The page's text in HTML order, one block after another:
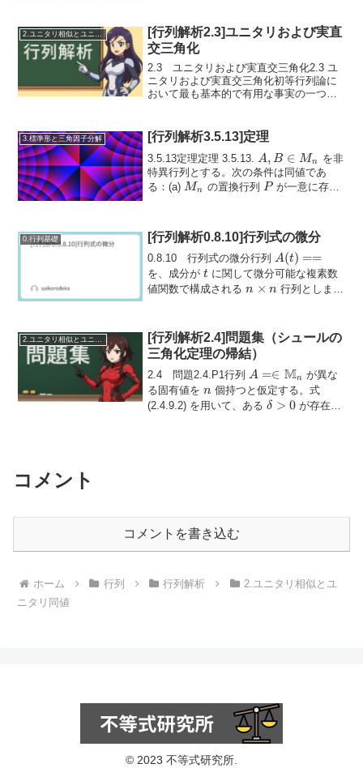
2.ユニタリ相似とユニタリ同値
[行列解析2.3]ユニタリおよび実直
交三角化
2.3 ユニタリおよび実直交三角化2.3 ユ
ニタリおよび実直交三角化初等行列論に
おいて最も基本的で有用な事実の一つ
相似変換によって三角行列に変換で...
3.標準形と三角因子分解 [行列解析3.5.13]定理
3.5.13定理定理 3.5.13.
A, B
\in
M_n
A , B ∈ Mn
を非
特異行列とする。次の条件は同値であ
る：(a) M_n
Mn の置換行列 P
Pが一意に存在
0.行列基礎 [行列解析0.8.10]行列式の微分
0.8.10 行列式の微分行列A(t)
= =
A(t) ==
を、成分がt
t に関して微分可能な複素数
値関数で構成されるn
n × n 行列としま
[行列解析2.4]問題集（シュールの
三角化定理の帰結）
2.4 問題2.4.P1行列 A = \in
\mathbb{M}_n
A =∈ Mn が異な
る固有値をn
n 個持つと仮定する。式
(2.4.9.2) を用いて、ある\delta
δ > 0 が存在
コメント
コメントを書き込む
ホーム 行列 行列解析
2.ユニタリ相似とユ
ニタリ同値
© 2023 不等式研究所.